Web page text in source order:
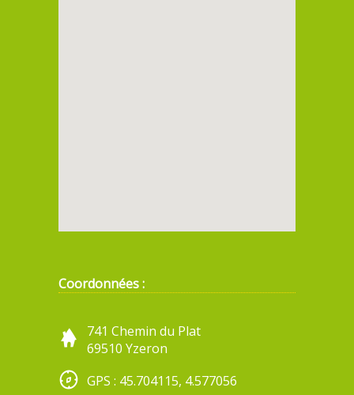
Coordonnées :
741 Chemin du Plat
69510 Yzeron
GPS : 45.704115, 4.577056